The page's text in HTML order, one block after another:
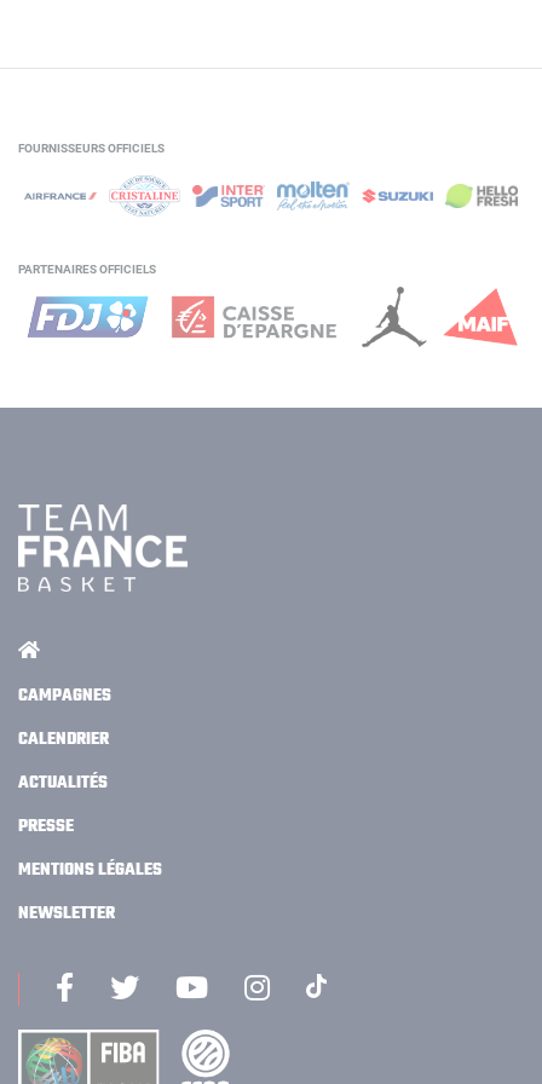
FOURNISSEURS OFFICIELS
PARTENAIRES OFFICIELS
CAMPAGNES
CALENDRIER
ACTUALITÉS
PRESSE
MENTIONS LÉGALES
NEWSLETTER